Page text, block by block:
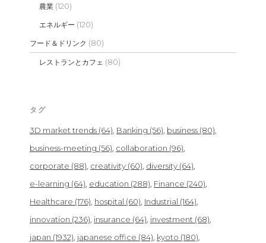
農業 (120)
エネルギー (120)
フード＆ドリンク (80)
レストランとカフェ (80)
タグ
3D market trends (64) Banking (56) business (80)
business-meeting (56) collaboration (96)
corporate (88) creativity (60) diversity (64)
e-learning (64) education (288) Finance (240)
Healthcare (176) hospital (60) Industrial (164)
innovation (236) insurance (64) investment (68)
japan (1932) japanese office (84) kyoto (180)